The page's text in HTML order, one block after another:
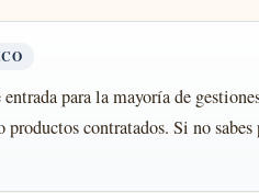
para la mayoría de
productos contratados. Si no